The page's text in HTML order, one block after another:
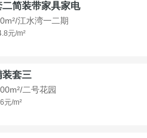
简装带家具家电
江水湾一二期
元/m²
套三
二号花园
元/m²